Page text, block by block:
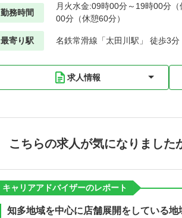
勤務時間
月火水金:09時00分～19時00分
00分（休憩60分）
最寄り駅 名鉄常滑線「太田川駅」 徒歩3分
求人情報
こちらの求人が気になりました
キャリアアドバイザーのレポート
知多地域を中心に店舗展開をしている地